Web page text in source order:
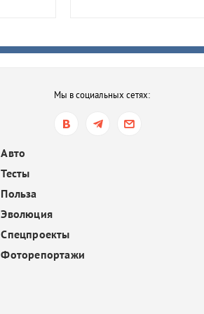
В Тихорецке мать
продолжить терапию
вчера, 14:04
Мы в социальных сетях:
Авто
Тесты
Польза
Эволюция
Спецпроекты
Фоторепортажи